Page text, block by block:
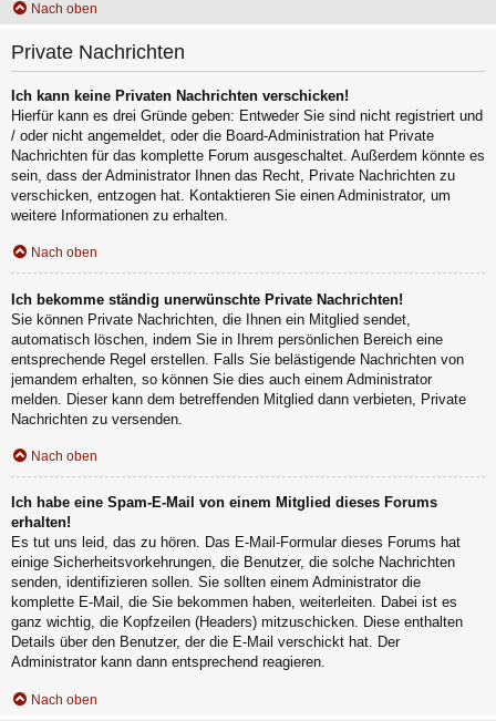
Nach oben
Private Nachrichten
Ich kann keine Privaten Nachrichten verschicken!
Hierfür kann es drei Gründe geben: Entweder Sie sind nicht registriert und
/ oder nicht angemeldet, oder die Board-Administration hat Private
Nachrichten für das komplette Forum ausgeschaltet. Außerdem könnte es
sein, dass der Administrator Ihnen das Recht, Private Nachrichten zu
verschicken, entzogen hat. Kontaktieren Sie einen Administrator, um
weitere Informationen zu erhalten.
Nach oben
Ich bekomme ständig unerwünschte Private Nachrichten!
Sie können Private Nachrichten, die Ihnen ein Mitglied sendet,
automatisch löschen, indem Sie in Ihrem persönlichen Bereich eine
entsprechende Regel erstellen. Falls Sie belästigende Nachrichten von
jemandem erhalten, so können Sie dies auch einem Administrator
melden. Dieser kann dem betreffenden Mitglied dann verbieten, Private
Nachrichten zu versenden.
Nach oben
Ich habe eine Spam-E-Mail von einem Mitglied dieses Forums
erhalten!
Es tut uns leid, das zu hören. Das E-Mail-Formular dieses Forums hat
einige Sicherheitsvorkehrungen, die Benutzer, die solche Nachrichten
senden, identifizieren sollen. Sie sollten einem Administrator die
komplette E-Mail, die Sie bekommen haben, weiterleiten. Dabei ist es
ganz wichtig, die Kopfzeilen (Headers) mitzuschicken. Diese enthalten
Details über den Benutzer, der die E-Mail verschickt hat. Der
Administrator kann dann entsprechend reagieren.
Nach oben